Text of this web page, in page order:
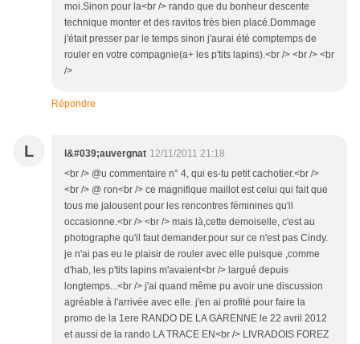
moi.Sinon pour la<br /> rando que du bonheur descente
technique monter et des ravitos très bien placé.Dommage
j'était presser par le temps sinon j'aurai été comptemps de
rouler en votre compagnie(a+ les p'tits lapins).<br /> <br /> <br
/>
Répondre
L l&#039;auvergnat 12/11/2011 21:18
<br /> @u commentaire n° 4, qui es-tu petit cachotier.<br />
<br /> @ ron<br /> ce magnifique maillot est celui qui fait que
tous me jalousent pour les rencontres féminines qu'il
occasionne.<br /> <br /> mais là,cette demoiselle, c'est au
photographe qu'il faut demander.pour sur ce n'est pas Cindy.
je n'ai pas eu le plaisir de rouler avec elle puisque ,comme
d'hab, les p'tits lapins m'avaient<br /> largué depuis
longtemps...<br /> j'ai quand même pu avoir une discussion
agréable à l'arrivée avec elle. j'en ai profité pour faire la
promo de la 1ere RANDO DE LA GARENNE le 22 avril 2012
et aussi de la rando LA TRACE EN<br /> LIVRADOIS FOREZ